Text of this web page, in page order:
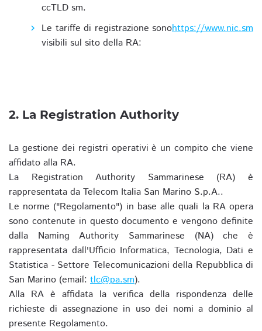
ccTLD sm.
Le tariffe di registrazione sono
visibili sul sito della RA:
https://www.nic.sm
2. La Registration Authority
La gestione dei registri operativi è un compito che viene
affidato alla RA.
La Registration Authority Sammarinese (RA) è
rappresentata da Telecom Italia San Marino S.p.A..
Le norme ("Regolamento") in base alle quali la RA opera
sono contenute in questo documento e vengono definite
dalla Naming Authority Sammarinese (NA) che è
rappresentata dall'Ufficio Informatica, Tecnologia, Dati e
Statistica - Settore Telecomunicazioni della Repubblica di
San Marino (email: tlc@pa.sm).
Alla RA è affidata la verifica della rispondenza delle
richieste di assegnazione in uso dei nomi a dominio al
presente Regolamento.